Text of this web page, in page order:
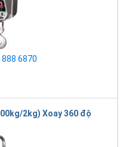
888 6870
2kg) Xoay 360 độ